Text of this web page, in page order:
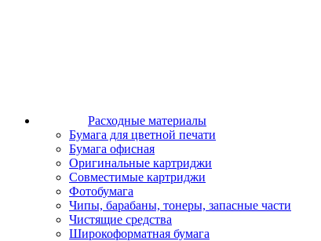
Расходные материалы
Бумага для цветной печати
Бумага офисная
Оригинальные картриджи
Совместимые картриджи
Фотобумага
Чипы, барабаны, тонеры, запасные части
Чистящие средства
Широкоформатная бумага